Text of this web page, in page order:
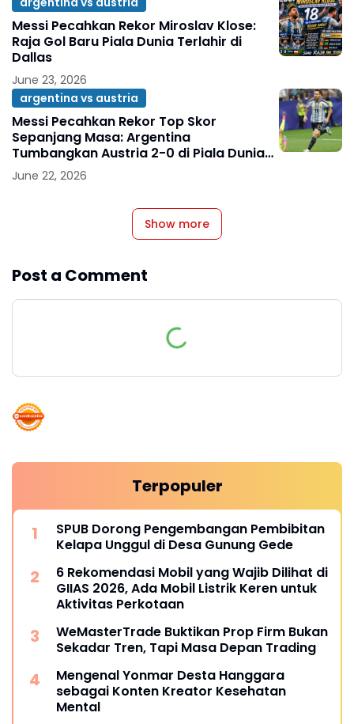
Messi Pecahkan Rekor Miroslav Klose:
Raja Gol Baru Piala Dunia Terlahir di
Dallas
June 23, 2026
argentina vs austria
Messi Pecahkan Rekor Top Skor
Sepanjang Masa: Argentina
Tumbangkan Austria 2-0 di Piala Dunia
2026
June 22, 2026
Show more
Post a Comment
Terpopuler
SPUB Dorong Pengembangan Pembibitan
Kelapa Unggul di Desa Gunung Gede
6 Rekomendasi Mobil yang Wajib Dilihat di
GIIAS 2026, Ada Mobil Listrik Keren untuk
Aktivitas Perkotaan
WeMasterTrade Buktikan Prop Firm Bukan
Sekadar Tren, Tapi Masa Depan Trading
Mengenal Yonmar Desta Hanggara
sebagai Konten Kreator Kesehatan
Mental